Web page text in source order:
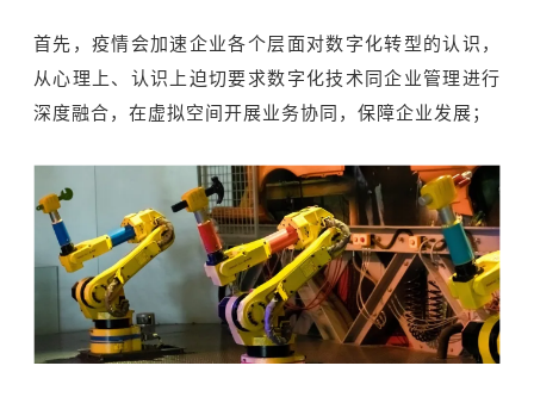
首先，疫情会加速企业各个层面对数字化转型的认识，
从心理上、认识上迫切要求数字化技术同企业管理进行
深度融合，在虚拟空间开展业务协同，保障企业发展；